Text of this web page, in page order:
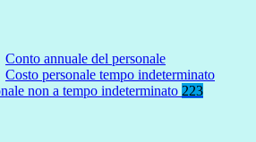
Conto annuale del personale
Costo personale tempo indeterminato
non a tempo indeterminato 223